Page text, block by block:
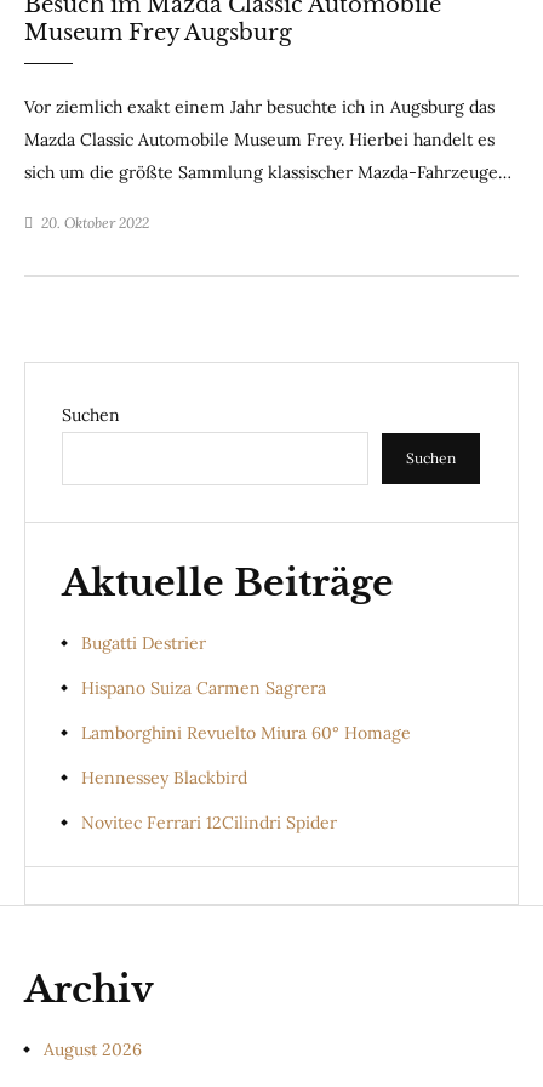
Museum Frey Augsburg
Vor ziemlich exakt einem Jahr besuchte ich in Augsburg das
Mazda Classic Automobile Museum Frey. Hierbei handelt es
sich um die größte Sammlung klassischer Mazda-Fahrzeuge…
20. Oktober 2022
Suchen
Suchen
Aktuelle Beiträge
Bugatti Destrier
Hispano Suiza Carmen Sagrera
Lamborghini Revuelto Miura 60° Homage
Hennessey Blackbird
Novitec Ferrari 12Cilindri Spider
Archiv
August 2026